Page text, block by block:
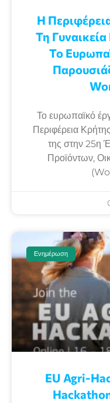
Η
Τη
Το
Το ευρωπαϊκό
Περιφέρεια
της στην 25η
Προϊόντων,
Ενημέρωση
EU Agri-